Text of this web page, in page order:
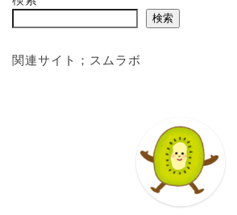
検索
関連サイト； スムラボ